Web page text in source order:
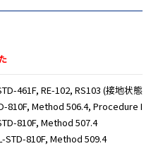
461F, RE-102, RS103 (接地状態
810F, Method 506.4, Procedure I
810F, Method 507.4
STD-810F, Method 509.4